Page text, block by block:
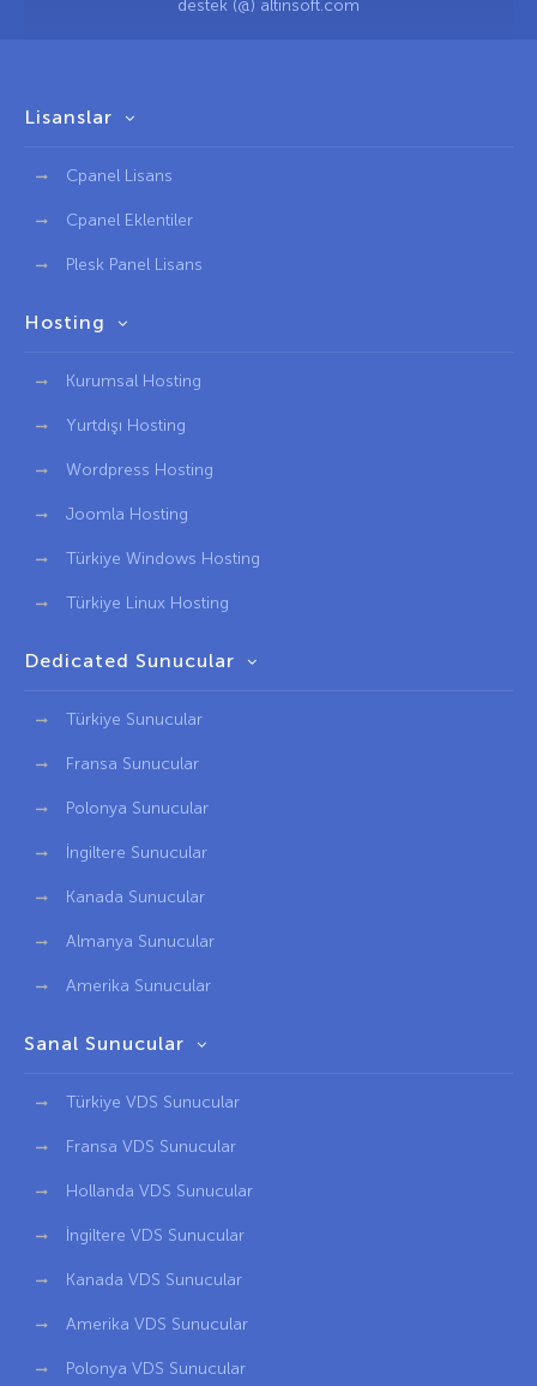
destek (@) altinsoft.com
Lisanslar
Cpanel Lisans
Cpanel Eklentiler
Plesk Panel Lisans
Hosting
Kurumsal Hosting
Yurtdışı Hosting
Wordpress Hosting
Joomla Hosting
Türkiye Windows Hosting
Türkiye Linux Hosting
Dedicated Sunucular
Türkiye Sunucular
Fransa Sunucular
Polonya Sunucular
İngiltere Sunucular
Kanada Sunucular
Almanya Sunucular
Amerika Sunucular
Sanal Sunucular
Türkiye VDS Sunucular
Fransa VDS Sunucular
Hollanda VDS Sunucular
İngiltere VDS Sunucular
Kanada VDS Sunucular
Amerika VDS Sunucular
Polonya VDS Sunucular